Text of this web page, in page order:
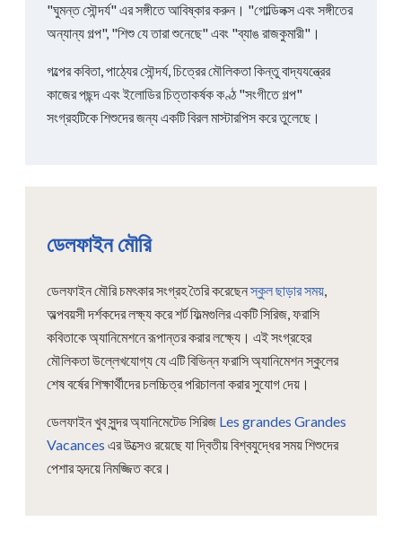
"ঘুমন্ত সৌন্দর্য" এর সঙ্গীতে আবিষ্কার করুন। "গোল্ডিলক্স এবং সঙ্গীতের
অন্যান্য গল্প", "শিশু যে তারা শুনেছে" এবং "ব্যাঙ রাজকুমারী"।
গল্পের কবিতা, পাঠ্যের সৌন্দর্য, চিত্রের মৌলিকতা কিন্তু বাদ্যযন্ত্রের
কাজের পছন্দ এবং ইলোডির চিত্তাকর্ষক কণ্ঠ "সংগীতে গল্প"
সংগ্রহটিকে শিশুদের জন্য একটি বিরল মাস্টারপিস করে তুলেছে।
ডেলফাইন মৌরি
ডেলফাইন মৌরি চমৎকার সংগ্রহ তৈরি করেছেনস্কুল ছাড়ার সময়,
অল্পবয়সী দর্শকদের লক্ষ্য করে শর্ট ফিল্মগুলির একটি সিরিজ, ফরাসি
কবিতাকে অ্যানিমেশনে রূপান্তর করার লক্ষ্যে। এই সংগ্রহের
মৌলিকতা উল্লেখযোগ্য যে এটি বিভিন্ন ফরাসি অ্যানিমেশন স্কুলের
শেষ বর্ষের শিক্ষার্থীদের চলচ্চিত্র পরিচালনা করার সুযোগ দেয়।
ডেলফাইন খুব সুন্দর অ্যানিমেটেড সিরিজ Les grandes Grandes
Vacances এর উত্সেও রয়েছে যা দ্বিতীয় বিশ্বযুদ্ধের সময় শিশুদের
পেশার হৃদয়ে নিমজ্জিত করে।